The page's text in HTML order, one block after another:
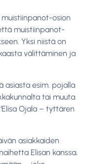
osion
muistiinpanot-
Yksi niistä on
välittäminen ja
asiasta esim. pojalla
tai muuta
Ojala – tyttären
asiakkaiden
Elisan kanssa,